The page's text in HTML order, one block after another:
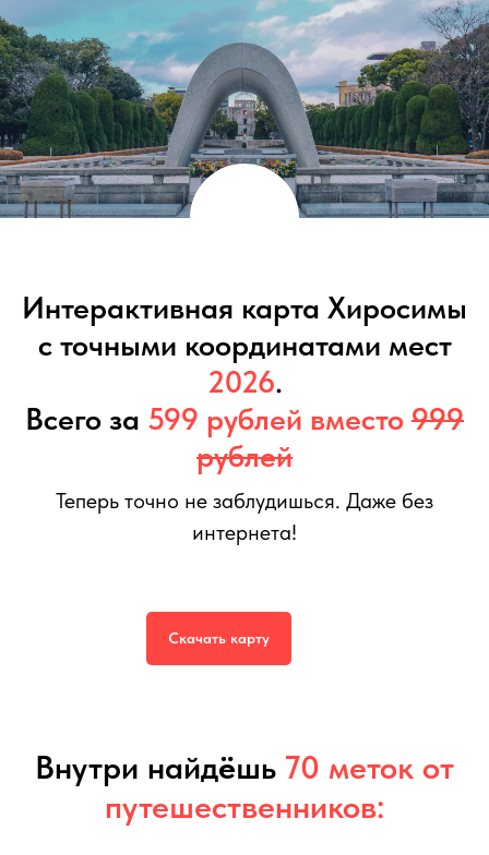
Интерактивная карта Хиросимы
с точными координатами мест
2026.
Всего за 599 рублей вместо 999
рублей
Теперь точно не заблудишься. Даже без
интернета!
Скачать карту
Внутри найдёшь 70 меток от
путешественников: